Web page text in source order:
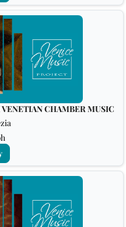
CHAMBER MUSIC